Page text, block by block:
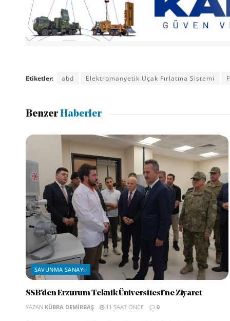
Etiketler: abd Elektromanyetik Uçak Fırlatma Sistemi
BenzerHaberler
SAVUNMA SANAYII
SSB’den Erzurum Teknik Üniversitesi’ne Ziyaret
YAZAN KÜBRA DEMIRBAŞ 11 SAAT ÖNCE 0